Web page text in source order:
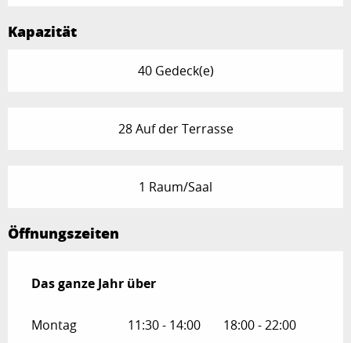
Kapazität
40 Gedeck(e)
28 Auf der Terrasse
1 Raum/Saal
Öffnungszeiten
Das ganze Jahr über
Das ganze Jahr über
Montag 11:30 - 14:00 18:00 - 22:00